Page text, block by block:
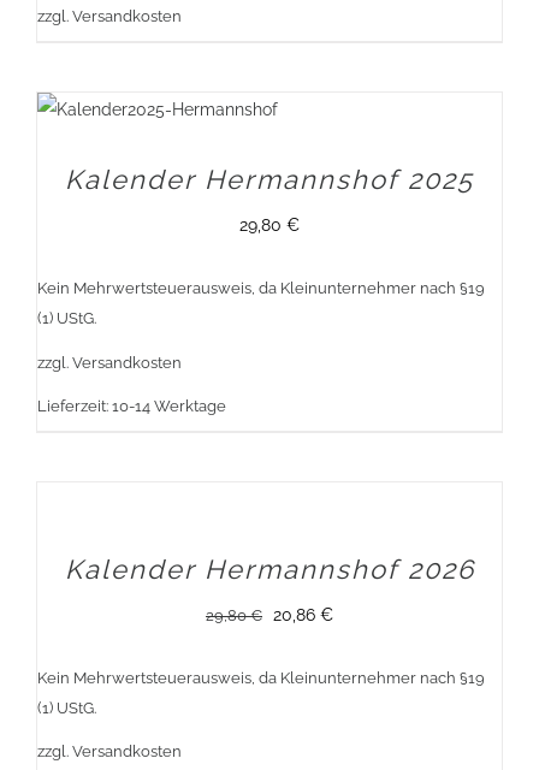
zzgl. Versandkosten
Kalender Hermannshof 2025
29,80 €
Kein Mehrwertsteuerausweis, da Kleinunternehmer nach §19
(1) UStG.
zzgl. Versandkosten
Lieferzeit: 10-14 Werktage
Kalender Hermannshof 2026
29,80€
Ursprünglicher
war:
20,86 €Aktueller
ist:
Kein Mehrwertsteuerausweis, da Kleinunternehmer nach §19
(1) UStG.
zzgl. Versandkosten